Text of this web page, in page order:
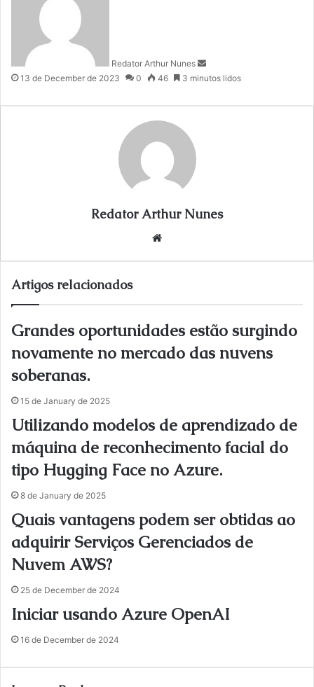
Redator Arthur Nunes
m
i
13 de December de 2023 0 46 3 minutos lidos
Redator Arthur Nunes
Artigos relacionados
Grandes oportunidades estão surgindo
novamente no mercado das nuvens
soberanas.
15 de January de 2025
Utilizando modelos de aprendizado de
máquina de reconhecimento facial do
tipo Hugging Face no Azure.
8 de January de 2025
Quais vantagens podem ser obtidas ao
adquirir Serviços Gerenciados de
Nuvem AWS?
25 de December de 2024
Iniciar usando Azure OpenAI
16 de December de 2024